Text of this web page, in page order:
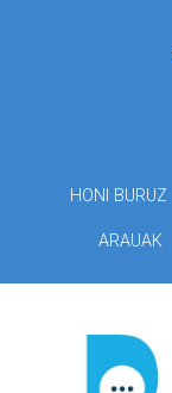
HONI BURUZ
ARAUAK